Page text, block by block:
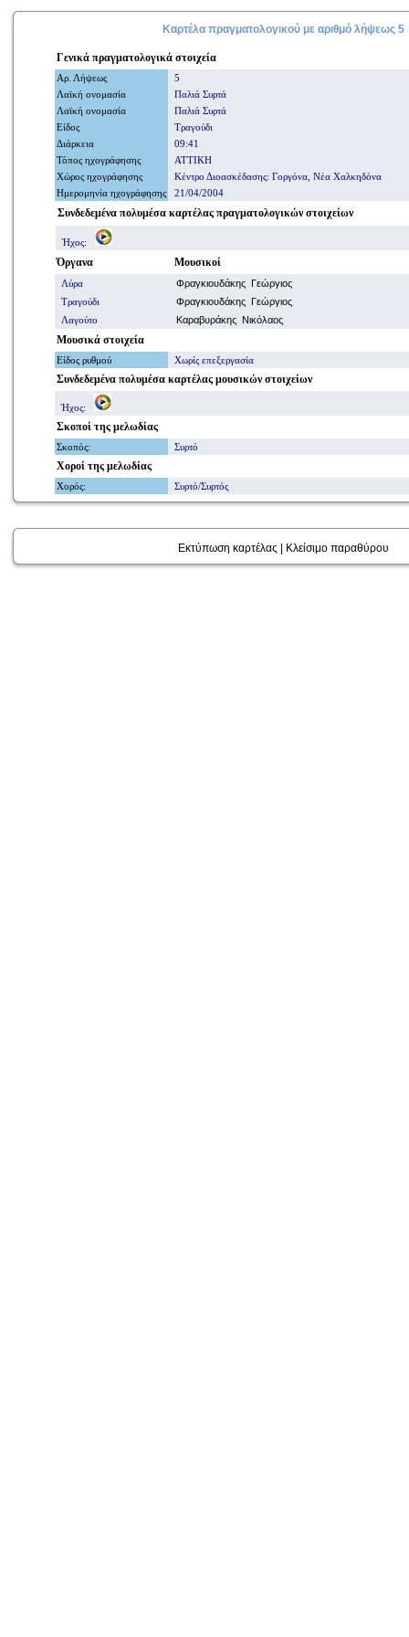
Καρτέλα πραγματολογικού με αριθμόλήψεως 5
Γενικά πραγματολογικά στοιχεία
Αρ. Λήψεως
5
Λαϊκή ονομασία
Παλιά Συρτά
Λαϊκή ονομασία
Παλιά Συρτά
Είδος
Τραγούδι
Διάρκεια
09:41
Τόπος ηχογράφησης
ΑΤΤΙΚΗ
Χώρος ηχογράφησης
Κέντρο Διοασκέδασης: Γοργόνα, Νέα Χαλκηδόνα
Ημερομηνία ηχογράφησης 21/04/2004
Συνδεδεμένα πολυμέσα καρτέλας πραγματολογικών στοιχείων
Ήχος:
Όργανα Μουσικοί
Λύρα
Φραγκιουδάκης Γεώργιος
Τραγούδι
Φραγκιουδάκης Γεώργιος
Λαγούτο
Καραβυράκης Νικόλαος
Μουσικά στοιχεία
Είδος ρυθμού Χωρίς επεξεργασία
Συνδεδεμένα πολυμέσα καρτέλας μουσικών στοιχείων
Ήχος:
Σκοποί της μελωδίας
Σκοπός: Συρτό
Χοροί της μελωδίας
Χορός: Συρτό/Συρτός
Εκτύπωση καρτέλας Κλείσιμο παραθύρου